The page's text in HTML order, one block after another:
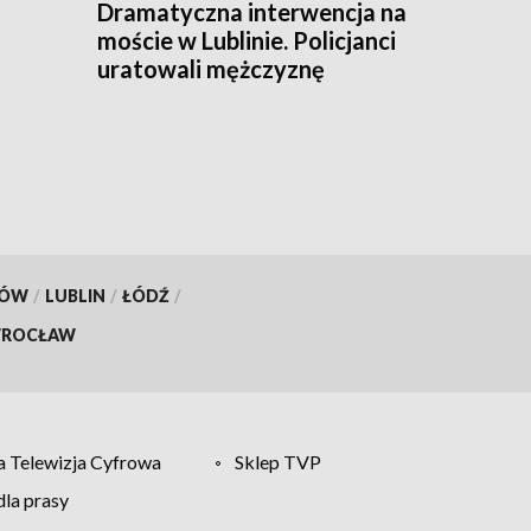
Dramatyczna interwencja na
moście w Lublinie. Policjanci
uratowali mężczyznę
/ LUBLIN / ŁÓDŹ /
Telewizja Cyfrowa
Sklep TVP
prasy